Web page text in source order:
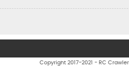
Copyright 2017-2021 - RC Crawler